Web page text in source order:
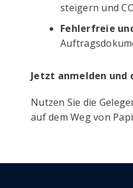
steigern und
Fehlerfreie
Jetzt anmelden und
Nutzen Sie die
auf dem Weg von